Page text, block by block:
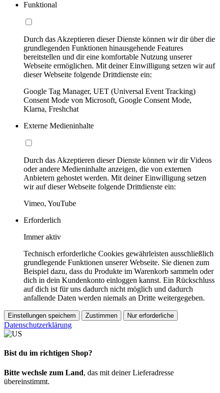
Funktional
Durch das Akzeptieren dieser Dienste können wir dir über die
grundlegenden Funktionen hinausgehende Features
bereitstellen und dir eine komfortable Nutzung unserer
Webseite ermöglichen. Mit deiner Einwilligung setzen wir auf
dieser Webseite folgende Drittdienste ein:
Google Tag Manager, UET (Universal Event Tracking)
Consent Mode von Microsoft, Google Consent Mode,
Klarna, Freshchat
Externe Medieninhalte
Durch das Akzeptieren dieser Dienste können wir dir Videos
oder andere Medieninhalte anzeigen, die von externen
Anbietern gehostet werden. Mit deiner Einwilligung setzen
wir auf dieser Webseite folgende Drittdienste ein:
Vimeo, YouTube
Erforderlich
Immer aktiv
Technisch erforderliche Cookies gewährleisten ausschließlich
grundlegende Funktionen unserer Webseite. Sie dienen zum
Beispiel dazu, dass du Produkte im Warenkorb sammeln oder
dich in dein Kundenkonto einloggen kannst. Ein Rückschluss
auf dich ist für uns dadurch nicht möglich und dadurch
anfallende Daten werden niemals an Dritte weitergegeben.
Einstellungen speichern Zustimmen Nur erforderliche
Datenschutzerklärung
Bist du im richtigen Shop?
Bitte wechsle zum Land, das mit deiner Lieferadresse
übereinstimmt.